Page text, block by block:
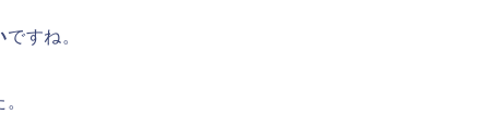
ですね。